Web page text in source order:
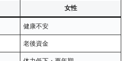
女性
健康不安
老後資金